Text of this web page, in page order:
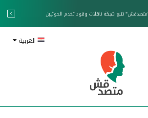
تتبع شبكة ناقلات وقود تخدم الحوثيين
العربية